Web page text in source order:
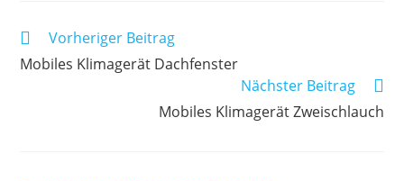
Weitere
ansehen
Vorheriger Beitrag
Mobiles Klimagerät Dachfenster
Nächster Beitrag
Mobiles Klimagerät Zweischlauch